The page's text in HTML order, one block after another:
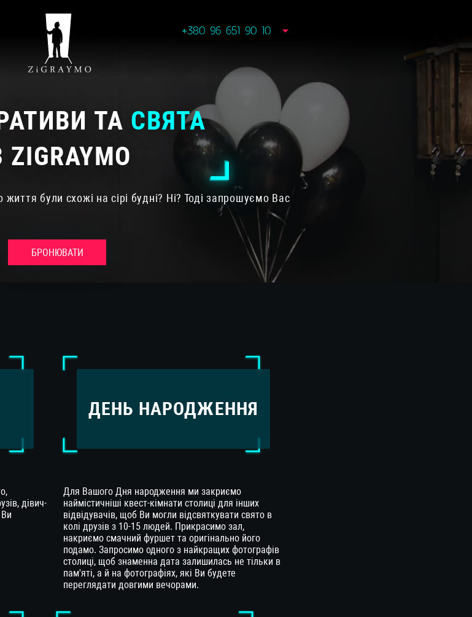
+380 96 651 90 10
ТА СВЯТА
ZIGRAYMO
були схожі на сірі будні? Ні? Тоді запрошуємо Вас
БРОНЮВАТИ
дівич-
ДЕНЬ НАРОДЖЕННЯ
Для Вашого Дня народження ми закриємо
наймістичніші квест-кімнати столиці для інших
відвідувачів, щоб Ви могли відсвяткувати свято в
колі друзів з 10-15 людей. Прикрасимо зал,
накриємо смачний фуршет та оригінально його
подамо. Запросимо одного з найкращих фотографів
столиці, щоб знаменна дата залишилась не тільки в
пам'яті, а й на фотографіях, які Ви будете
переглядати довгими вечорами.